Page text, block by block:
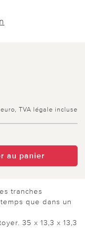
TVA légale incluse
au panier
tranches
que dans un
35 x 13,3 x 13,3